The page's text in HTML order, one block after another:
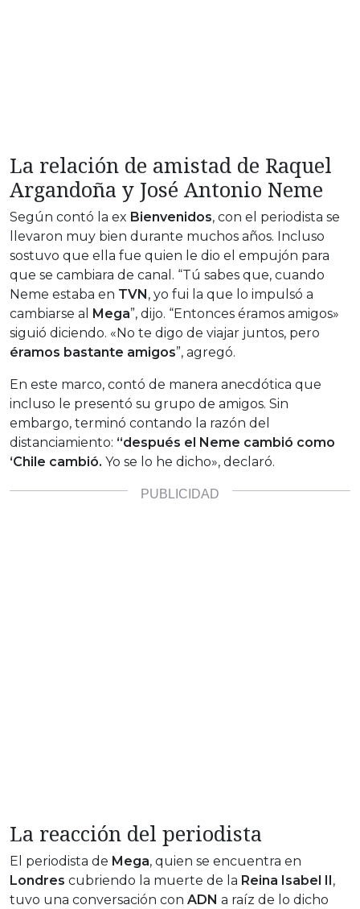
La relación de amistad de Raquel
Argandoña y José Antonio Neme
Según contó la ex Bienvenidos, con el periodista se
llevaron muy bien durante muchos años. Incluso
sostuvo que ella fue quien le dio el empujón para
que se cambiara de canal. “Tú sabes que, cuando
Neme estaba en TVN , yo fui la que lo impulsó a
cambiarse al
Mega”, dijo. “Entonces éramos amigos»
siguió diciendo. «No te digo de viajar juntos, pero
éramos bastante amigos”, agregó.
En este marco, contó de manera anecdótica que
incluso le presentó su grupo de amigos. Sin
embargo, terminó contando la razón del
distanciamiento: “después el Neme cambió como
‘Chile cambió. Yo se lo he dicho», declaró.
La reacción del periodista
El periodista de Mega, quien se encuentra en
Londres cubriendo la muerte de la Reina Isabel II ,
tuvo una conversación con ADN a raíz de lo dicho